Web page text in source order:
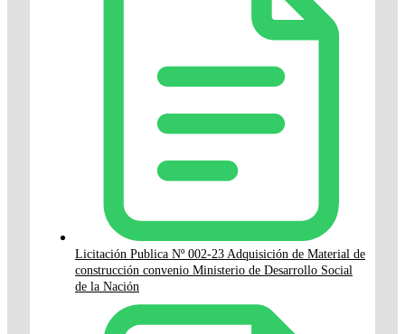
Licitación Publica Nº 002-23 Adquisición de Material de
construcción convenio Ministerio de Desarrollo Social
de la Nación